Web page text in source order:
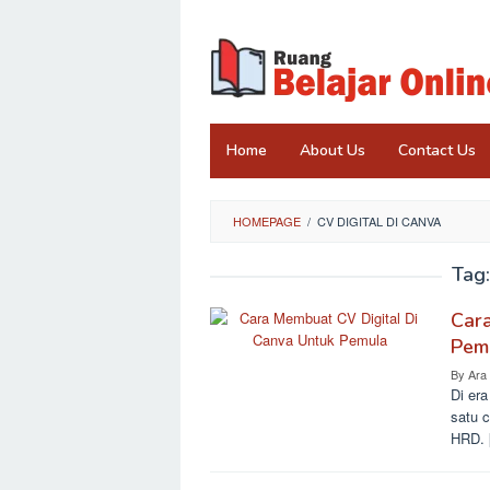
content
Home About Us Contact Us
HOMEPAGE / CV DIGITAL DI CANVA
By Ara
Di
satu